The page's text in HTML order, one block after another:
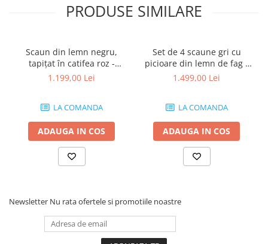
PRODUSE SIMILARE
Scaun din lemn negru,
tapițat în catifea roz -
SIGMA
1.199,00 Lei
LA COMANDA
ADAUGA IN COS
Set de 4 scaune gri cu
picioare din lemn de fag -
GRETA
1.499,00 Lei
LA COMANDA
ADAUGA IN COS
Newsletter Nu rata ofertele si promotiile noastre